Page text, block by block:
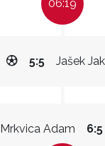
06:19
Jašek
5:5
Mrkvica Adam 6:5